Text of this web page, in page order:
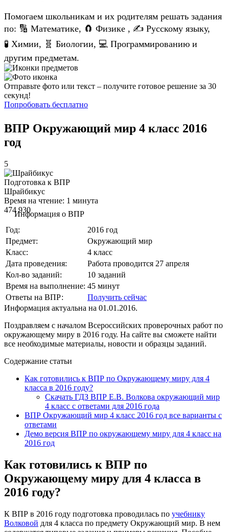
Помогаем школьникам и их родителям решать задания
по: 🔢 Математике, 🧲 Физике , ✍️ Русскому языку,
🧪 Химии, 🧬 Биологии, 💻 Программированию и
другим предметам.
Отправьте фото или текст – получите готовое решение за 30
секунд!
Попробовать бесплатно
ВПР Окружающий мир 4 класс 2016
год
5
Подготовка к ВПР
Шрайбикус
Время на чтение: 1 минута
474 930
Информация о ВПР
Год:
2016 год
Предмет:
Окружающий мир
Класс:
4 класс
Дата проведения:
Работа проводится 27 апреля
Кол-во заданий:
10 заданий
Время на выполнение: 45 минут
Ответы на ВПР:
Получить сейчас
Информация актуальна на 01.01.2016.
Поздравляем с началом Всероссийских проверочных работ по
окружающему миру в 2016 году. На сайте вы сможете найти
все необходимые материалы, новости и образцы заданий.
Содержание статьи
Как готовились к ВПР по Окружающему миру для 4
класса в 2016 году?
Скачать ГДЗ ВПР Е.В. Волкова окружающий мир
4 класс с ответами для 2016 года
ВПР Окружающий мир 4 класс 2016 год все варианты с
ответами
Демо версия ВПР по окружающему миру для 4 класс на
2016 год
Как готовились к ВПР по
Окружающему миру для 4 класса в
2016 году?
К ВПР в 2016 году подготовка проводилась по учебнику
Волковой для 4 класса по предмету Окружающий мир. В нем